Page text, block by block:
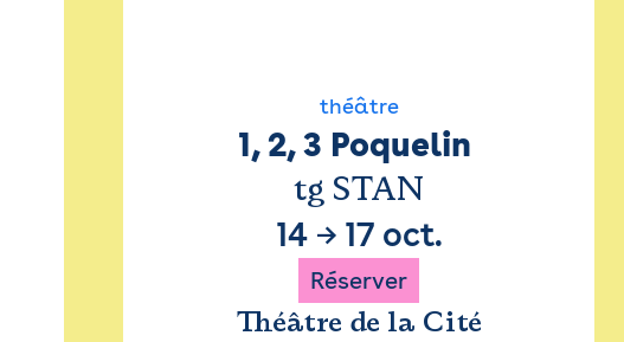
théâtre
1, 2, 3 Poquelin
tg STAN
14→ 17 oct.
Réserver
Théâtre de la Cité